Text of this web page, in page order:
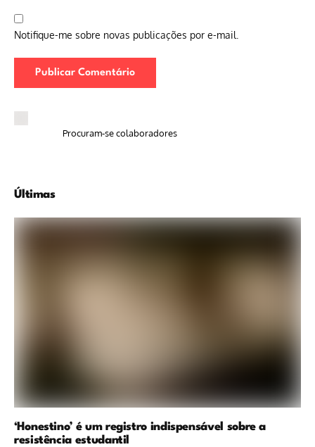
Notifique-me sobre novas publicações por e-mail.
Procuram-se colaboradores
Últimas
‘Honestino’ é um registro indispensável sobre a
resistência estudantil